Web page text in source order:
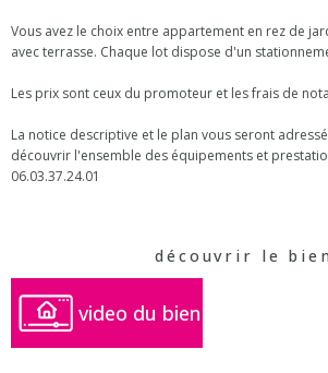
Vous avez le choix entre appartement en rez de
avec terrasse. Chaque lot dispose d'un
Les prix sont ceux du promoteur et les frais de
La notice descriptive et le plan vous seront
découvrir l'ensemble des équipements et
06.03.37.24.01
découvrir le
video du bien